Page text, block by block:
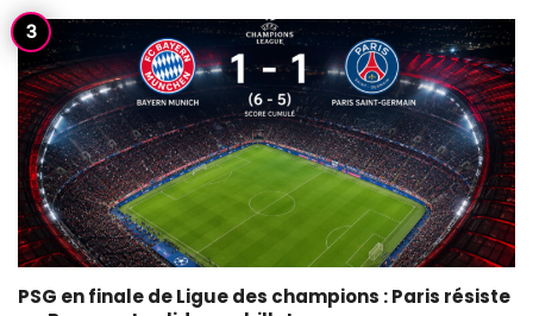
PSG en finale de Ligue des champions : Paris résiste